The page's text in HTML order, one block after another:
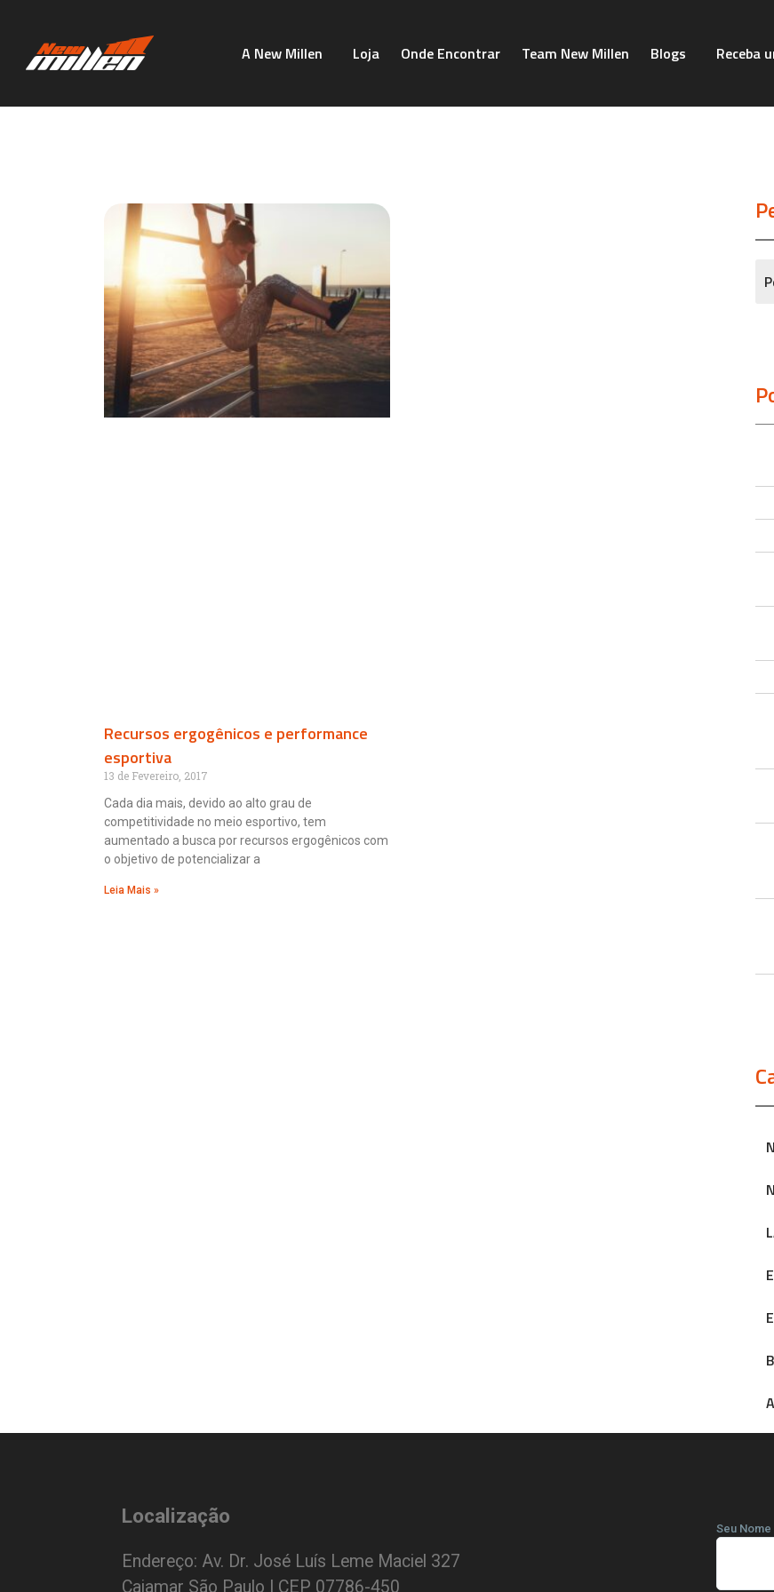
A New Millen Loja Onde Encontrar Team New Millen Blogs Receba
Recursos ergogênicos e performance
esportiva
13 de Fevereiro, 2017
Cada dia mais, devido ao alto grau de
competitividade no meio esportivo, tem
aumentado a busca por recursos ergogênicos com
o objetivo de potencializar a
Leia Mais »
Localização
Endereço: Av. Dr. José Luís Leme Maciel 327
Cajamar São Paulo | CEP 07786-450
Seu Nome